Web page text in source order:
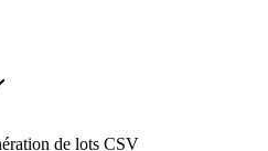
de lots CSV